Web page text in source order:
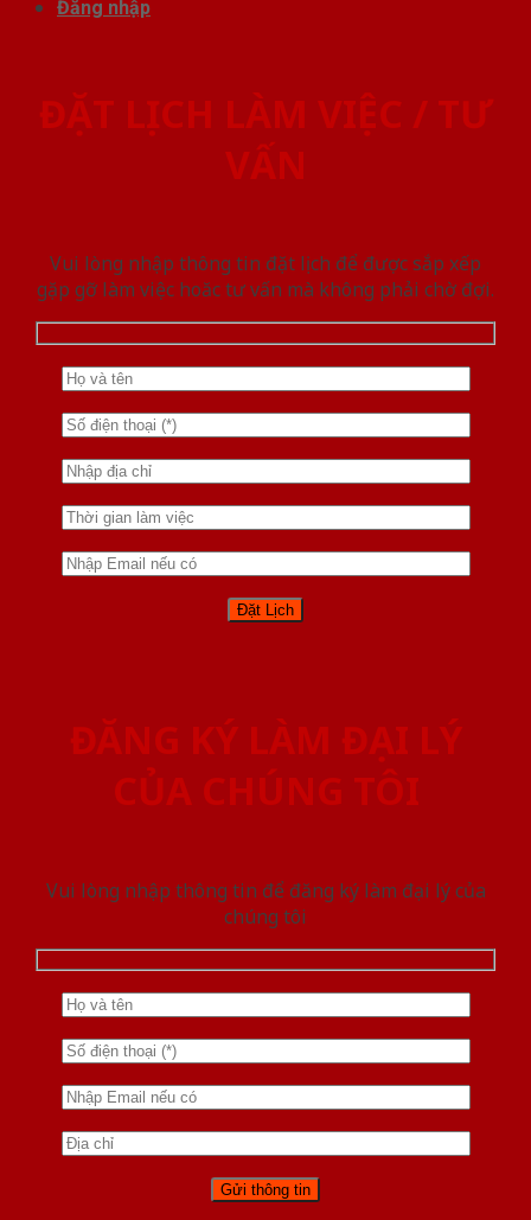
Đăng nhập
ĐẶT LỊCH LÀM VIỆC / TƯ
VẤN
Vui lòng nhập thông tin đặt lịch để được sắp xếp
gặp gỡ làm việc hoăc tư vấn mà không phải chờ đợi.
ĐĂNG KÝ LÀM ĐẠI LÝ
CỦA CHÚNG TÔI
Vui lòng nhập thông tin để đăng ký làm đại lý của
chúng tôi